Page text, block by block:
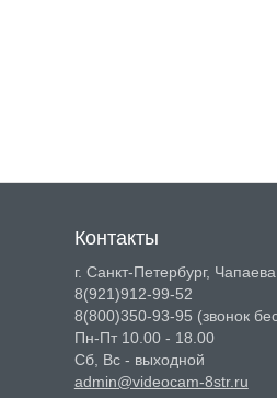
Контакты
г. Санкт-Петербург,
8(921)912-99-52
8(800)350-93-95 (звонок
Пн-Пт 10.00 - 18.00
Сб, Вс - выходной
admin@videocam-8str.ru